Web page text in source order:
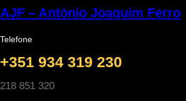
AJF – António Joaquim Ferro
Telefone
+351 934 319 230
218 851 320